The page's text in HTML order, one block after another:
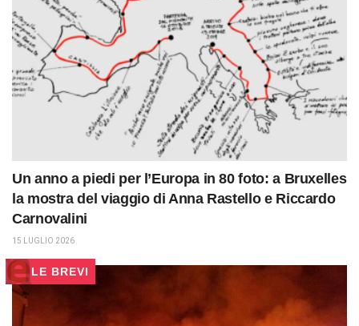
Un anno a piedi per l’Europa in 80 foto: a Bruxelles
la mostra del viaggio di Anna Rastello e Riccardo
Carnovalini
15 LUGLIO 2026
LE BREVI